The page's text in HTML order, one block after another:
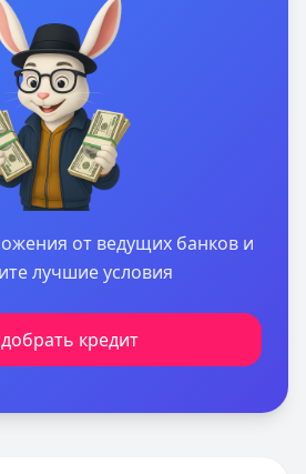
от ведущих банков и
лучшие условия
кредит